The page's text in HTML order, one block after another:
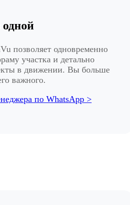
позволяет одновременно
участка и детально
в движении. Вы больше
важного.
по WhatsApp >